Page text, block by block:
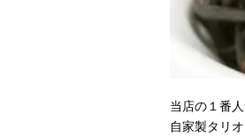
当店の１番
自家製タリ